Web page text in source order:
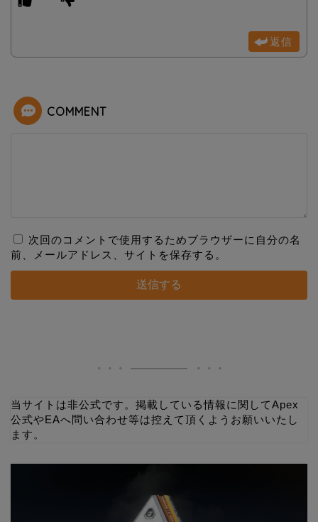
返信
COMMENT
次回のコメントで使用するためブラウザーに自分の名
前、メールアドレス、サイトを保存する。
当サイトは非公式です。掲載している情報に関してApex
公式やEAへ問い合わせ等は控えて頂くようお願いいたし
ます。